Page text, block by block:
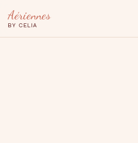
Aériennes
BY CELIA